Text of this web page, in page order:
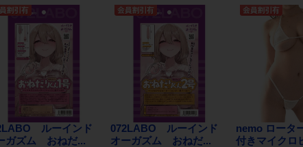
ルーインド
ガズム おねだ...
072LABO ルーインド
オーガズム おねだ...
nemo ロータ
付きマイクロ